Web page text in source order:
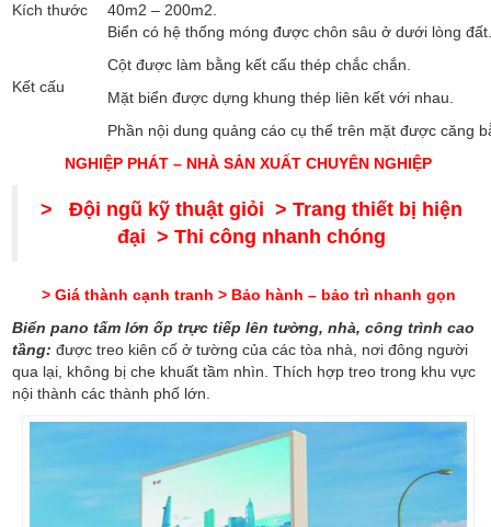
Kích thước
40m2 – 200m2.
Kết cấu
Biển có hệ thống móng được chôn sâu ở dưới lòng đất.
Cột được làm bằng kết cấu thép chắc chắn.
Mặt biển được dựng khung thép liên kết với nhau.
Phần nội dung quảng cáo cụ thể trên mặt được căng
NGHIỆP PHÁT – NHÀ SẢN XUẤT CHUYÊN NGHIỆP
> Đội ngũ kỹ thuật giỏi > Trang thiết bị hiện
đại > Thi công nhanh chóng
> Giá thành cạnh tranh > Bảo hành – bảo trì nhanh gọn
Biển pano tấm lớn ốp trực tiếp lên tường, nhà, công trình cao
tầng: được treo kiên cố ở tường của các tòa nhà, nơi đông người
qua lại, không bị che khuất tầm nhìn. Thích hợp treo trong khu vực
nội thành các thành phố lớn.